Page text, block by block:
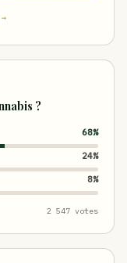
?
68%
24%
8%
2 547 votes